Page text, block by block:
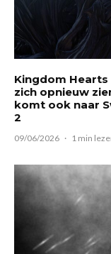
Kingdom Hearts
zich opnieuw
komt ook naar
2
09/06/2026 · 1 min